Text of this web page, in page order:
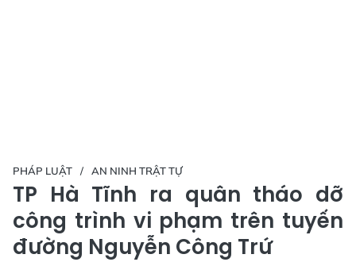
PHÁP LUẬT AN NINH TRẬT TỰ
TP Hà Tĩnh ra quân tháo dỡ
công trình vi phạm trên tuyến
đường Nguyễn Công Trứ